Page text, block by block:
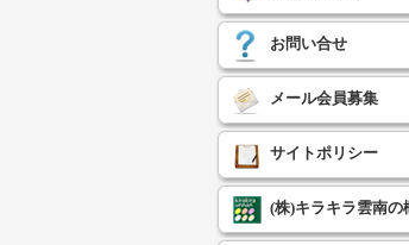
お問い合せ
メール会員募集
サイトポリシー
(株)キラキラ雲南の